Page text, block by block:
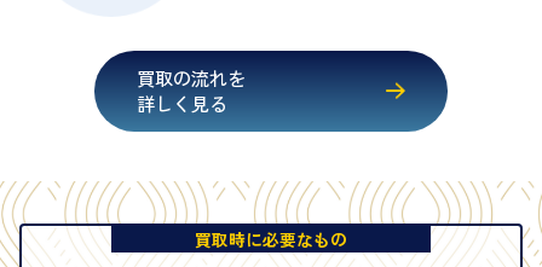
買取の流れを
詳しく見る
買取時に必要なもの